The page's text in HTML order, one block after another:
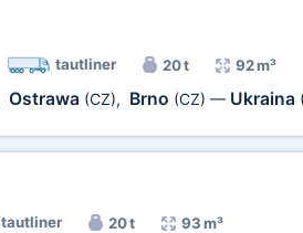
tautliner 20 t 92 m³
Ostrawa (CZ), Brno (CZ) — Ukraina
tautliner 20 t 93 m³